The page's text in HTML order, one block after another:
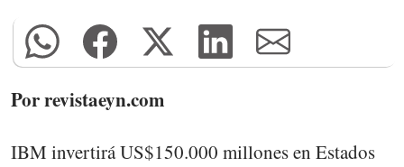
Por revistaeyn.com
IBM invertirá US$150.000 millones en Estados